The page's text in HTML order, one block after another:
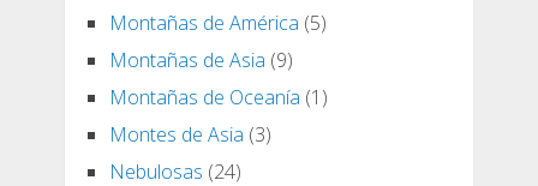
Montañas de América (5)
Montañas de Asia (9)
Montañas de Oceanía (1)
Montes de Asia (3)
Nebulosas (24)